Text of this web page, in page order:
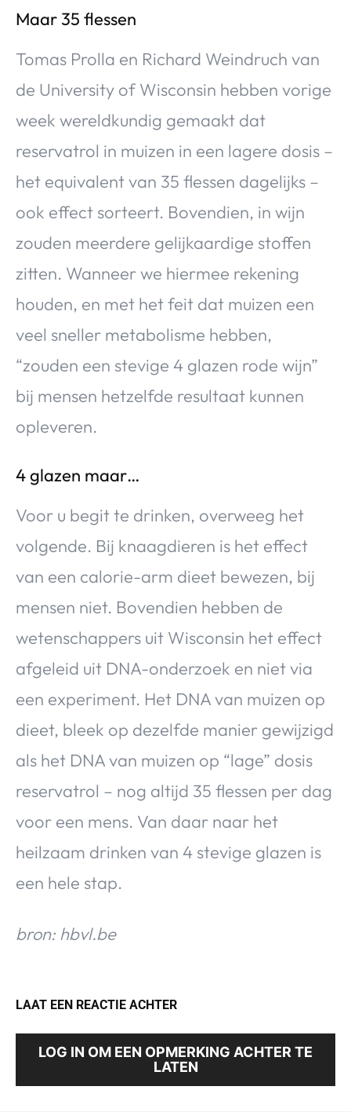
Maar 35 flessen
Tomas Prolla en Richard Weindruch van
de University of Wisconsin hebben vorige
week wereldkundig gemaakt dat
reservatrol in muizen in een lagere dosis –
het equivalent van 35 flessen dagelijks –
ook effect sorteert. Bovendien, in wijn
zouden meerdere gelijkaardige stoffen
zitten. Wanneer we hiermee rekening
houden, en met het feit dat muizen een
veel sneller metabolisme hebben,
“zouden een stevige 4 glazen rode wijn”
bij mensen hetzelfde resultaat kunnen
opleveren.
4 glazen maar…
Voor u begit te drinken, overweeg het
volgende. Bij knaagdieren is het effect
van een calorie-arm dieet bewezen, bij
mensen niet. Bovendien hebben de
wetenschappers uit Wisconsin het effect
afgeleid uit DNA-onderzoek en niet via
een experiment. Het DNA van muizen op
dieet, bleek op dezelfde manier gewijzigd
als het DNA van muizen op “lage” dosis
reservatrol – nog altijd 35 flessen per dag
voor een mens. Van daar naar het
heilzaam drinken van 4 stevige glazen is
een hele stap.
bron: hbvl.be
LAAT EEN REACTIE ACHTER
LOG IN OM EEN OPMERKING ACHTER TE
LATEN